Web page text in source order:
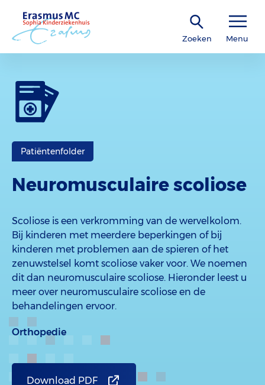
Zoeken Menu
Patiëntenfolder
Neuromusculaire scoliose
Scoliose is een verkromming van de wervelkolom.
Bij kinderen met meerdere beperkingen of bij
kinderen met problemen aan de spieren of het
zenuwstelsel komt scoliose vaker voor. We noemen
dit dan neuromusculaire scoliose. Hieronder leest u
meer over neuromusculaire scoliose en de
behandelingen ervoor.
Orthopedie
Download PDF